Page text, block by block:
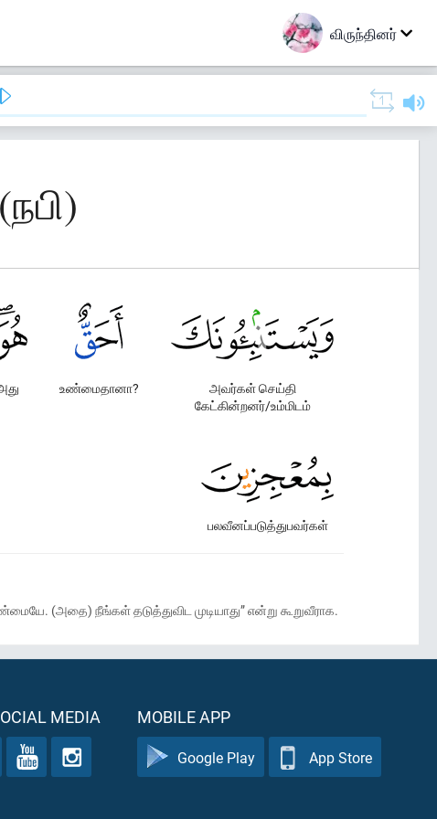
விருந்தினர்
அவர்கள் செய்தி
கேட்கின்றனர்/உம்மிடம்
உண்மைதானா?
பலவீனப்படுத்துபவர்கள்
(அதை) நீங்கள் தடுத்துவிட முடியாது” என்று கூறுவீராக.
MEDIA MOBILE APP
Google Play App Store